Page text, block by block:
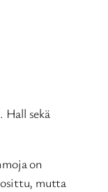
sekä
on
mutta